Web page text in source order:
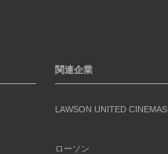
関連企業
LAWSON UNITED CINEMAS
ローソン